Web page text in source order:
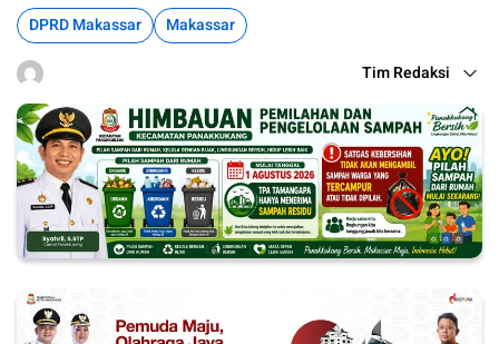
DPRD Makassar Makassar
Tim Redaksi